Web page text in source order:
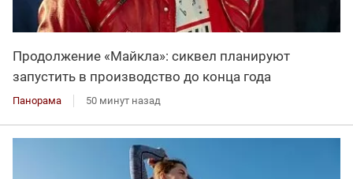
Продолжение «Майкла»: сиквел планируют
запустить в производство до конца года
Панорама 50 минут назад